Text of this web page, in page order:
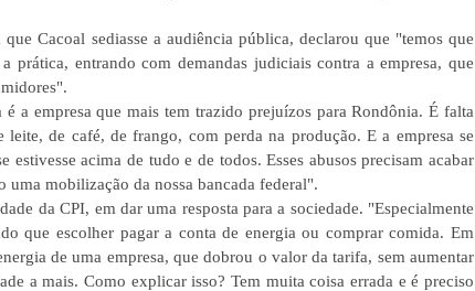
Cacoal sediasse a audiência pública, declarou que "temos que
prática, entrando com demandas judiciais contra a empresa, que
a empresa que mais tem trazido prejuízos para Rondônia. É falta
leite, de café, de frango, com perda na produção. E a empresa se
estivesse acima de tudo e de todos. Esses abusos precisam acabar
uma mobilização da nossa bancada federal".
da CPI, em dar uma resposta para a sociedade. "Especialmente
que escolher pagar a conta de energia ou comprar comida. Em
de uma empresa, que dobrou o valor da tarifa, sem aumentar
a mais. Como explicar isso? Tem muita coisa errada e é preciso